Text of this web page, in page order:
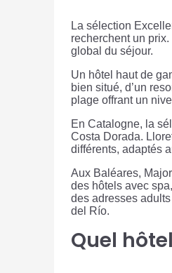
La sélection
recherchent un
global du séjour.
Un hôtel haut de
bien situé, d’un
plage offrant un
En Catalogne, la
Costa Dorada.
différents, adaptés
Aux Baléares,
des hôtels avec
des adresses
del Río.
Quel